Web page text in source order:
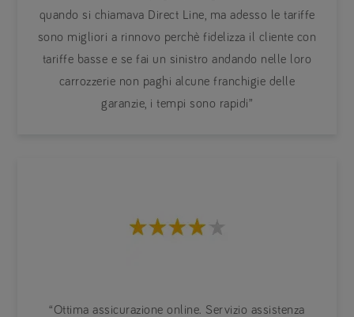
quando si chiamava Direct Line, ma adesso le tariffe
sono migliori a rinnovo perchè fidelizza il cliente con
tariffe basse e se fai un sinistro andando nelle loro
carrozzerie non paghi alcune franchigie delle
garanzie, i tempi sono rapidi”
“Ottima assicurazione online. Servizio assistenza